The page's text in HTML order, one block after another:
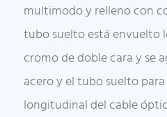
multimodo y relleno con
tubo suelto está envuelto
cromo de doble cara y se
acero y el tubo suelto
longitudinal del cable